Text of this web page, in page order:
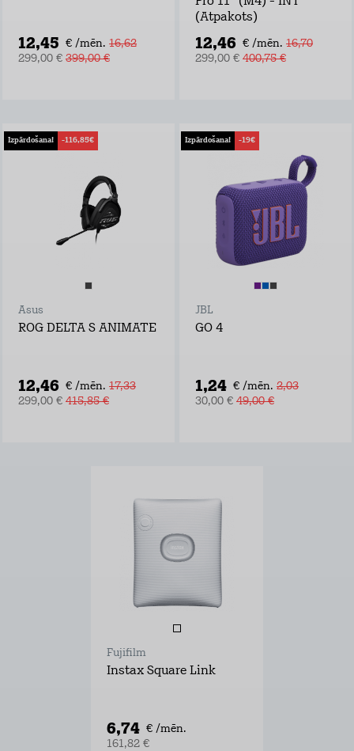
12,45 € /mēn. 16,62
299,00 € 399,00 €
(Atpakots)
12,46 € /mēn. 16,70
299,00 € 400,75 €
Izpārdošana! -116,85€
Asus
ROG DELTA S ANIMATE
12,46 € /mēn. 17,33
299,00 € 415,85 €
Izpārdošana! -19€
JBL
GO 4
1,24 € /mēn. 2,03
30,00 € 49,00 €
Fujifilm
Instax Square Link
6,74 € /mēn.
161,82 €